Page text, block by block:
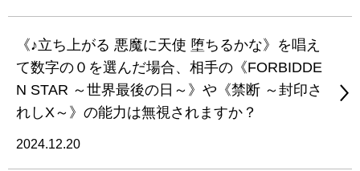
《♪立ち上がる 悪魔に天使 堕ちるかな》を唱え
て数字の０を選んだ場合、相手の《FORBIDDE
N STAR ～世界最後の日～》や《禁断 ～封印さ
れしX～》の能力は無視されますか？
2024.12.20